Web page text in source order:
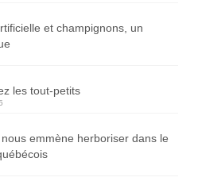
et champignons, un
les tout-petits
emmène herboriser dans le